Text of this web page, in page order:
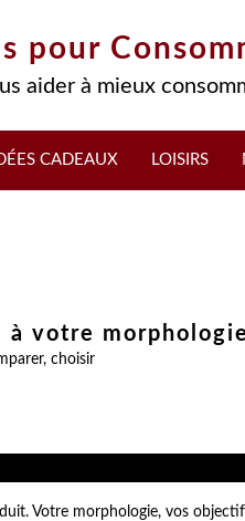
pour
aider à mieux
CADEAUX LOISIRS
à votre morphologie
, choisir
Votre morphologie, vos